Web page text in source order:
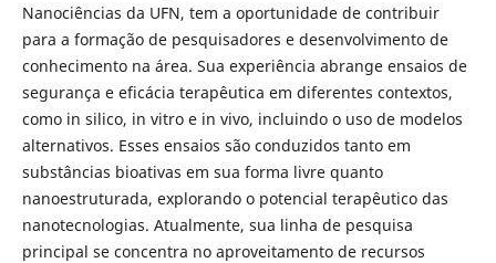
Nanociências da UFN, tem a oportunidade de contribuir
para a formação de pesquisadores e desenvolvimento de
conhecimento na área. Sua experiência abrange ensaios de
segurança e eficácia terapêutica em diferentes contextos,
como in silico, in vitro e in vivo, incluindo o uso de modelos
alternativos. Esses ensaios são conduzidos tanto em
substâncias bioativas em sua forma livre quanto
nanoestruturada, explorando o potencial terapêutico das
nanotecnologias. Atualmente, sua linha de pesquisa
principal se concentra no aproveitamento de recursos